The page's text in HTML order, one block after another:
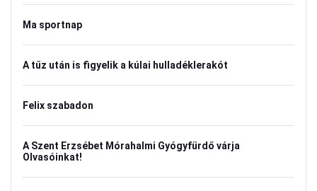
Ma sportnap
A tűz után is figyelik a kúlai hulladéklerakót
Felix szabadon
A Szent Erzsébet Mórahalmi Gyógyfürdő várja
Olvasóinkat!